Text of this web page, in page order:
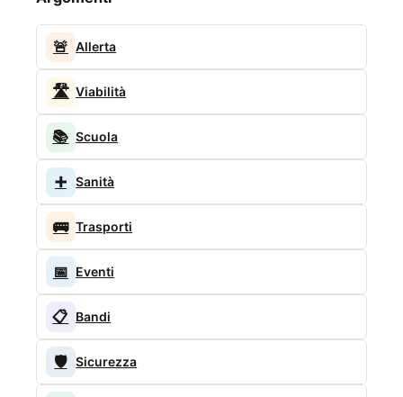
🚨 Allerta
🛣️ Viabilità
📚 Scuola
➕ Sanità
🚌 Trasporti
📅 Eventi
📋 Bandi
🛡️ Sicurezza